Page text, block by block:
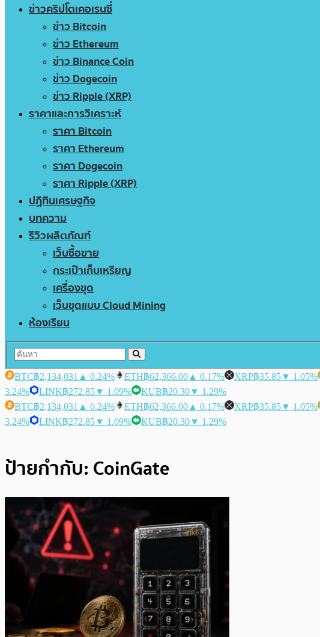
ข่าวคริปโตเคอเรนซี่
ข่าว Bitcoin
ข่าว Ethereum
ข่าว Binance Coin
ข่าว Dogecoin
ข่าว Ripple (XRP)
ราคาและการวิเคราะห์
ราคา Bitcoin
ราคา Ethereum
ราคา Dogecoin
ราคา Ripple (XRP)
ปฏิทินเศรษฐกิจ
บทความ
รีวิวผลิตภัณฑ์
เว็บซื้อขาย
กระเป๋าเก็บเหรียญ
เครื่องขุด
เว็บขุดแบบ Cloud Mining
ห้องเรียน
BTC฿2,134,031 ▲ 0.24% ETH฿62,366.00 ▲ 0.17% XRP฿35.85▼ 1.05%
3.24%
LINK฿272.85▼ 1.09% KUB฿20.30▼ 1.29%
BTC฿2,134,031 ▲ 0.24% ETH฿62,366.00 ▲ 0.17% XRP฿35.85▼ 1.05%
3.24%
LINK฿272.85▼ 1.09% KUB฿20.30▼ 1.29%
ป้ายกำกับ: CoinGate